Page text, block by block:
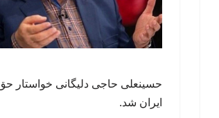
حسینعلی حاجی دلیگانی خواستار
ایران شد.